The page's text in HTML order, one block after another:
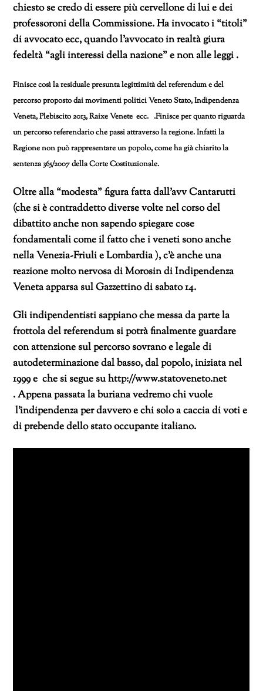
chiesto se credo di essere più cervellone di lui e dei
professoroni della Commissione. Ha invocato i “titoli”
di avvocato ecc, quando l’avvocato in realtà giura
fedeltà “agli interessi della nazione” e non alle leggi .
Finisce così la residuale presunta legittimità del referendum e del
percorso proposto dai movimenti politici Veneto Stato, Indipendenza
Veneta, Plebiscito 2013, Raixe Venete ecc. .Finisce per quanto riguarda
un percorso referendario che passi attraverso la regione. Infatti la
Regione non può rappresentare un popolo, come ha già chiarito la
sentenza 365/2007 della Corte Costituzionale.
Oltre alla “modesta” figura fatta dall’avv Cantarutti
(che si è contraddetto diverse volte nel corso del
dibattito anche non sapendo spiegare cose
fondamentali come il fatto che i veneti sono anche
nella Venezia-Friuli e Lombardia ), c’è anche una
reazione molto nervosa di Morosin di Indipendenza
Veneta apparsa sul Gazzettino di sabato 14.
Gli indipendentisti sappiano che messa da parte la
frottola del referendum si potrà finalmente guardare
con attenzione sul percorso sovrano e legale di
autodeterminazione dal basso, dal popolo, iniziata nel
1999 e che si segue su http://www.statoveneto.net
. Appena passata la buriana vedremo chi vuole
l’indipendenza per davvero e chi solo a caccia di voti e
di prebende dello stato occupante italiano.